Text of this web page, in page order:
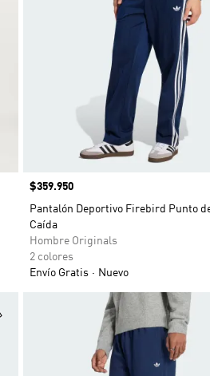
Precio
$359.950
Pantalón Deportivo Firebird Punto
Caída
Hombre Originals
2 colores
Envío Gratis
Nuevo
Añadir a la lista de deseos